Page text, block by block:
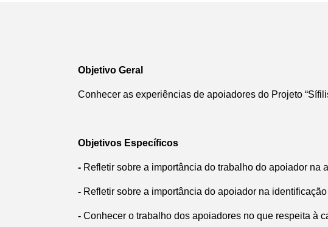
Objetivo Geral
Conhecer as experiências de apoiadores do Projeto
Objetivos Específicos
- Refletir sobre a importância do trabalho do apoiador
- Refletir sobre a importância do apoiador na
- Conhecer o trabalho dos apoiadores no que respeita à